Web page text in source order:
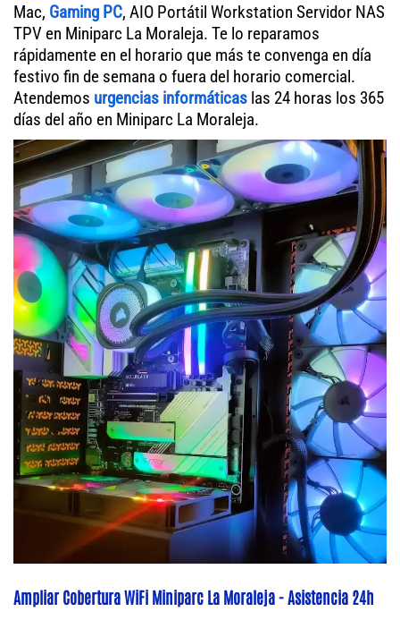
Mac, Gaming PC, AIO Portátil Workstation Servidor NAS
TPV en Miniparc La Moraleja. Te lo reparamos
rápidamente en el horario que más te convenga en día
festivo fin de semana o fuera del horario comercial.
Atendemos urgencias informáticas las 24 horas los 365
días del año en Miniparc La Moraleja.
Ampliar Cobertura WiFi Miniparc La Moraleja - Asistencia 24h